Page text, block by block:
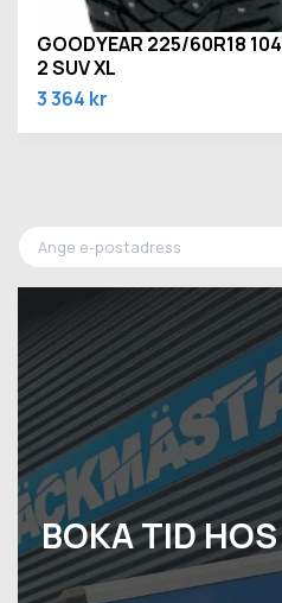
BOKA TID
GOODYEAR 225/60R18
2 SUV XL
3 364 kr